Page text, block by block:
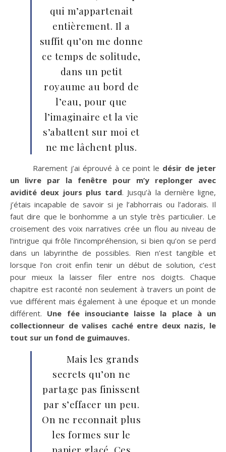
qui m’appartenait
entièrement. Il a
suffit qu’on me donne
ce temps de solitude,
dans un petit
royaume au bord de
l’eau, pour que
l’imaginaire et la vie
s’abattent sur moi et
ne me lâchent plus.
Rarement j’ai éprouvé à ce point le désir de jeter
un livre par la fenêtre pour m’y replonger avec
avidité deux jours plus tard. Jusqu’à la dernière ligne,
j’étais incapable de savoir si je l’abhorrais ou l’adorais. Il
faut dire que le bonhomme a un style très particulier. Le
croisement des voix narratives crée un flou au niveau de
l’intrigue qui frôle l’incompréhension, si bien qu’on se perd
dans un labyrinthe de possibles. Rien n’est tangible et
lorsque l’on croit enfin tenir un début de solution, c’est
pour mieux la laisser filer entre nos doigts. Chaque
chapitre est raconté non seulement à travers un point de
vue différent mais également à une époque et un monde
différent. Une fée insouciante laisse la place à un
collectionneur de valises caché entre deux nazis, le
tout sur un fond de guimauves.
Mais les grands
secrets qu’on ne
partage pas finissent
par s’effacer un peu.
On ne reconnait plus
les formes sur le
papier glacé. Ces